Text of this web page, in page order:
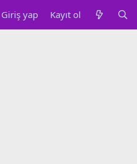
Giriş yap Kayıt ol